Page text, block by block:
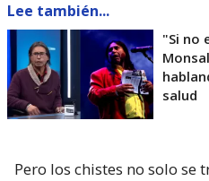
Lee también...
"Si no
salud
Pero los chistes no solo